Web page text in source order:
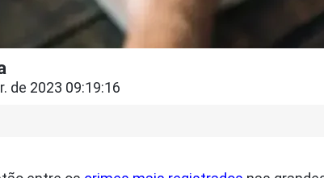
de 2023 09:19:16